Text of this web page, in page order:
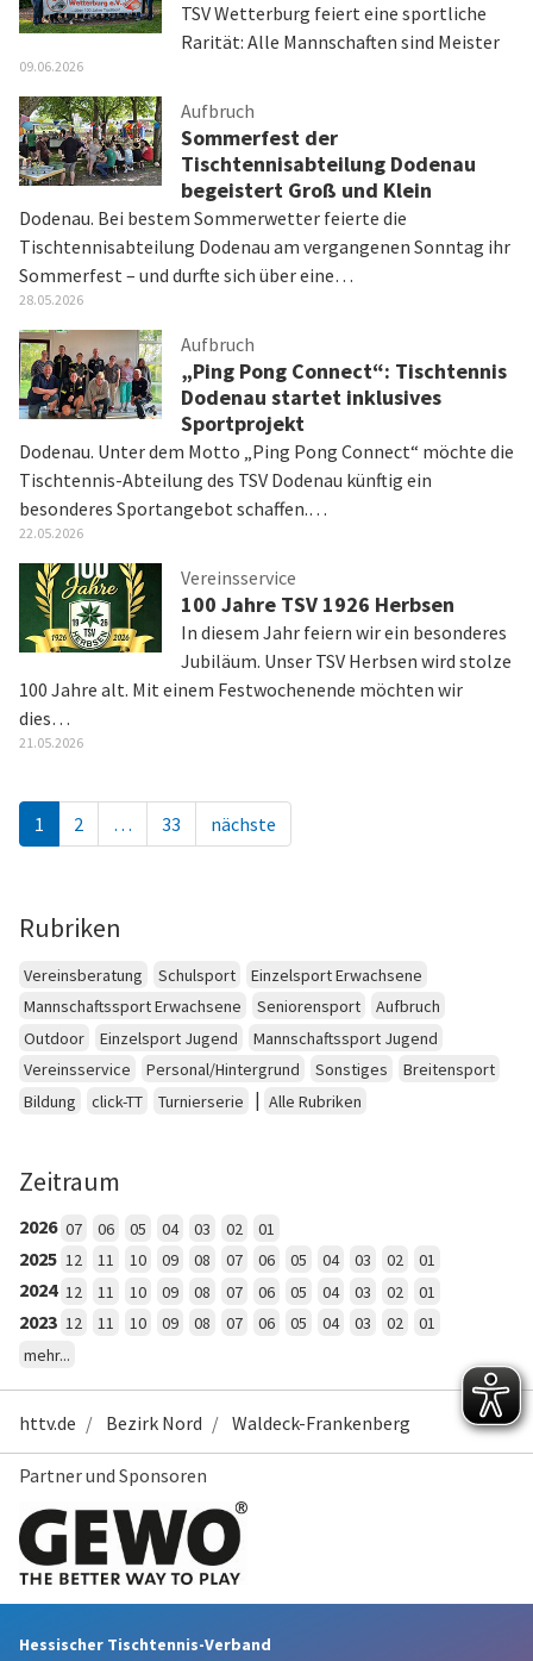
TSV Wetterburg feiert eine sportliche
Rarität: Alle Mannschaften sind Meister
09.06.2026
Aufbruch
Sommerfest der
Tischtennisabteilung Dodenau
begeistert Groß und Klein
Dodenau. Bei bestem Sommerwetter feierte die
Tischtennisabteilung Dodenau am vergangenen Sonntag ihr
Sommerfest – und durfte sich über eine…
28.05.2026
Aufbruch
„Ping Pong Connect“: Tischtennis
Dodenau startet inklusives
Sportprojekt
Dodenau. Unter dem Motto „Ping Pong Connect“ möchte die
Tischtennis-Abteilung des TSV Dodenau künftig ein
besonderes Sportangebot schaffen.…
22.05.2026
Vereinsservice
100 Jahre TSV 1926 Herbsen
In diesem Jahr feiern wir ein besonderes
Jubiläum. Unser TSV Herbsen wird stolze
100 Jahre alt. Mit einem Festwochenende möchten wir
dies…
21.05.2026
1 2 … 33 nächste
Rubriken
Vereinsberatung Schulsport
Einzelsport Erwachsene
Mannschaftssport Erwachsene
Seniorensport
Aufbruch
Outdoor
Einzelsport Jugend
Mannschaftssport Jugend
Vereinsservice
Personal/Hintergrund Sonstiges
Breitensport
Bildung
click-TT Turnierserie | Alle Rubriken
Zeitraum
2026 07 06 05 04 03 02 01
2025 12 11 10 09 08 07 06 05 04 03 02 01
2024 12 11 10 09 08 07 06 05 04 03 02 01
2023 12 11 10 09 08 07 06 05 04 03 02
01
mehr...
httv.de Bezirk Nord Waldeck-Frankenberg
Partner und Sponsoren
Hessischer Tischtennis-Verband